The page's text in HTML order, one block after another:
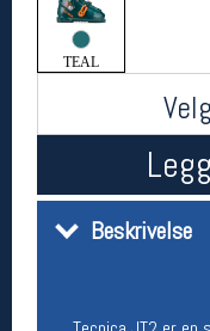
TEAL
Beskrivelse
Oslo Sportslager
Torggata 20
0183 Oslo
(telefontid man-
Vis i kart
Kontakt oss
Lørdag: